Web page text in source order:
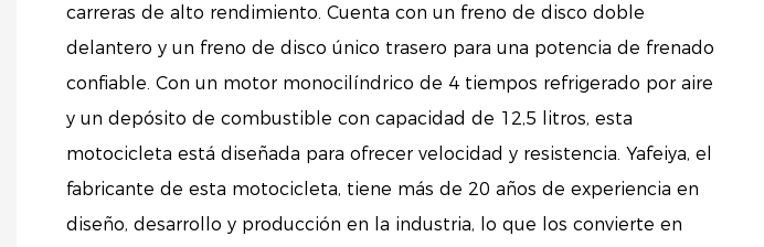
carreras de alto rendimiento. Cuenta con un freno de disco doble
delantero y un freno de disco único trasero para una potencia de frenado
confiable. Con un motor monocilíndrico de 4 tiempos refrigerado por aire
y un depósito de combustible con capacidad de 12,5 litros, esta
motocicleta está diseñada para ofrecer velocidad y resistencia. Yafeiya, el
fabricante de esta motocicleta, tiene más de 20 años de experiencia en
diseño, desarrollo y producción en la industria, lo que los convierte en